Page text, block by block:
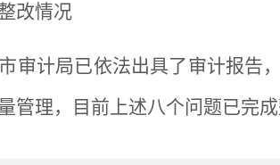
改情况
审计局已依法出具了审计报告
管理，目前上述八个问题已完成